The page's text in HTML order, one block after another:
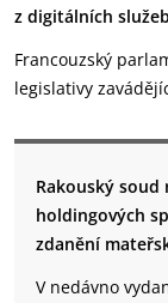
z digitálních služeb
Francouzský
legislativy
Rakouský soud
holdingových
zdanění
V nedávno